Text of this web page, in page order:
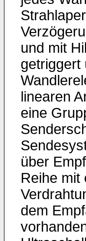
und mit
getriggert
linearen
eine
über
Reihe mit
dem